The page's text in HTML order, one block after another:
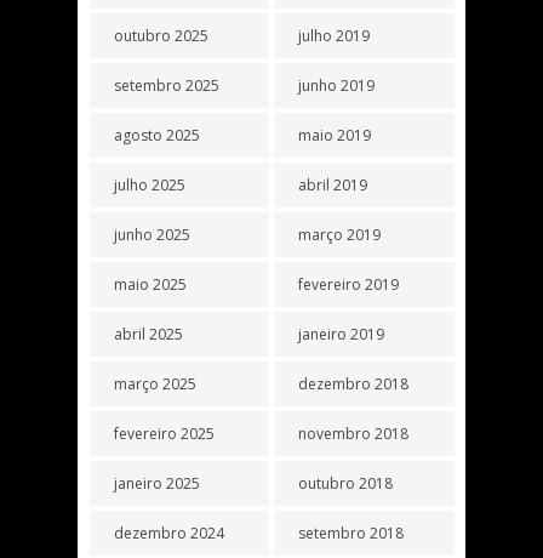
outubro 2025
setembro 2025
agosto 2025
julho 2025
junho 2025
maio 2025
abril 2025
março 2025
fevereiro 2025
janeiro 2025
dezembro 2024
julho 2019
junho 2019
maio 2019
abril 2019
março 2019
fevereiro 2019
janeiro 2019
dezembro 2018
novembro 2018
outubro 2018
setembro 2018